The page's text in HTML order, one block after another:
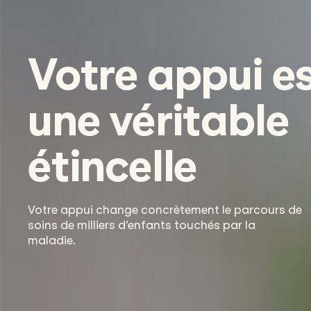
Votre appui
une véritable
étincelle
Votre appui change concrètement le parcours de
soins de milliers d’enfants touchés par la
maladie.